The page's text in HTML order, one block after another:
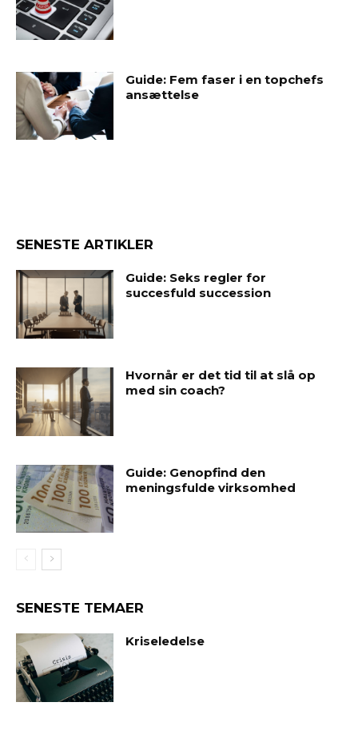
Guide: Fem faser i en topchefs
ansættelse
SENESTE ARTIKLER
Guide: Seks regler for
succesfuld succession
Hvornår er det tid til at slå op
med sin coach?
Guide: Genopfind den
meningsfulde virksomhed
SENESTE TEMAER
Kriseledelse